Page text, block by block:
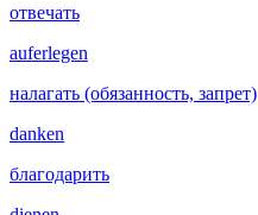
отвечать
auferlegen
налагать (обязанность, запрет)
danken
благодарить